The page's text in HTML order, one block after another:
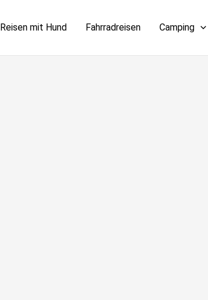
Reisen mit Hund Fahrradreisen Camping